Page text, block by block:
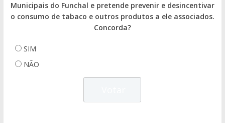
Municipais do Funchal e pretende prevenir e desincentivar
o consumo de tabaco e outros produtos a ele associados.
Concorda?
SIM
NÃO